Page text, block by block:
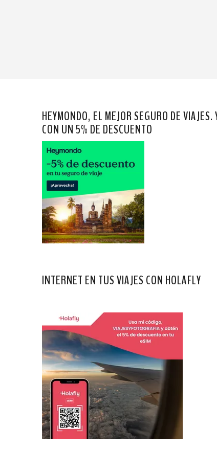
HEYMONDO, EL MEJOR SEGURO DE VIAJES.
CON UN 5% DE DESCUENTO
INTERNET EN TUS VIAJES CON HOLAFLY